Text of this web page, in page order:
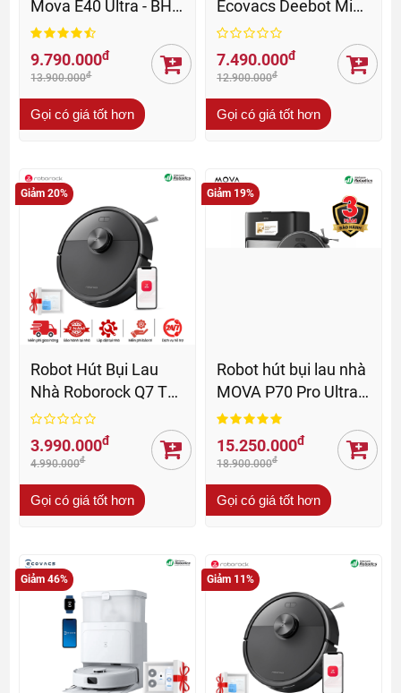
Mova E40 Ultra - BH
36 tháng
9.790.000đ
13.900.000đ
Gọi có giá tốt hơn
Ecovacs Deebot Mini
- BH 12 Th
7.490.000đ
12.900.000đ
Gọi có giá tốt hơn
Giảm 20%
Robot Hút Bụi Lau
Nhà Roborock Q7 TF
- BH 24 Th
3.990.000đ
4.990.000đ
Gọi có giá tốt hơn
Giảm 19%
Robot hút bụi lau nhà
MOVA P70 Pro Ultra -
BH 36 Th
15.250.000đ
18.900.000đ
Gọi có giá tốt hơn
Giảm 46% Giảm 11%